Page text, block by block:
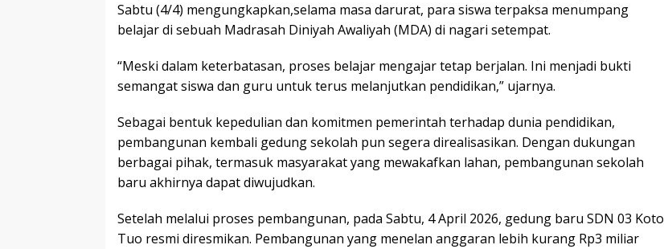
Sabtu (4/4) mengungkapkan,selama masa darurat, para siswa terpaksa menumpang
belajar di sebuah Madrasah Diniyah Awaliyah (MDA) di nagari setempat.
“Meski dalam keterbatasan, proses belajar mengajar tetap berjalan. Ini menjadi bukti
semangat siswa dan guru untuk terus melanjutkan pendidikan,” ujarnya.
Sebagai bentuk kepedulian dan komitmen pemerintah terhadap dunia pendidikan,
pembangunan kembali gedung sekolah pun segera direalisasikan. Dengan dukungan
berbagai pihak, termasuk masyarakat yang mewakafkan lahan, pembangunan sekolah
baru akhirnya dapat diwujudkan.
Setelah melalui proses pembangunan, pada Sabtu, 4 April 2026, gedung baru SDN 03 Koto
Tuo resmi diresmikan. Pembangunan yang menelan anggaran lebih kurang Rp3 miliar